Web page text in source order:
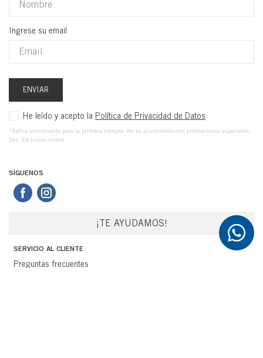
Ingrese su email
ENVIAR
He leído y acepto la Política de Privacidad de Datos
*Aplica unicamente para la primera compra. No es acumulable con promociones especiales,
Sas. Exclusivo online.
SÍGUENOS
¡TE AYUDAMOS!
SERVICIO AL CLIENTE
Preguntas frecuentes